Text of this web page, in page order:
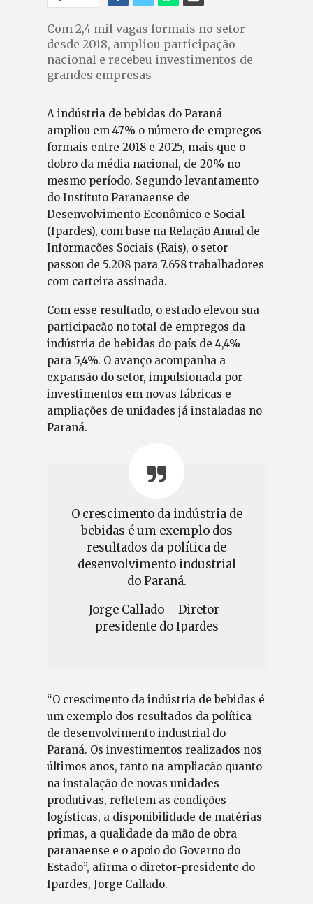
Com 2,4 mil vagas formais no setor
desde 2018, ampliou participação
nacional e recebeu investimentos de
grandes empresas
A indústria de bebidas do Paraná
ampliou em 47% o número de empregos
formais entre 2018 e 2025, mais que o
dobro da média nacional, de 20% no
mesmo período. Segundo levantamento
do Instituto Paranaense de
Desenvolvimento Econômico e Social
(Ipardes), com base na Relação Anual de
Informações Sociais (Rais), o setor
passou de 5.208 para 7.658 trabalhadores
com carteira assinada.
Com esse resultado, o estado elevou sua
participação no total de empregos da
indústria de bebidas do país de 4,4%
para 5,4%. O avanço acompanha a
expansão do setor, impulsionada por
investimentos em novas fábricas e
ampliações de unidades já instaladas no
Paraná.
O crescimento da indústria de
bebidas é um exemplo dos
resultados da política de
desenvolvimento industrial
do Paraná.
Jorge Callado – Diretor-
presidente do Ipardes
“O crescimento da indústria de bebidas é
um exemplo dos resultados da política
de desenvolvimento industrial do
Paraná. Os investimentos realizados nos
últimos anos, tanto na ampliação quanto
na instalação de novas unidades
produtivas, refletem as condições
logísticas, a disponibilidade de matérias-
primas, a qualidade da mão de obra
paranaense e o apoio do Governo do
Estado”, afirma o diretor-presidente do
Ipardes, Jorge Callado.